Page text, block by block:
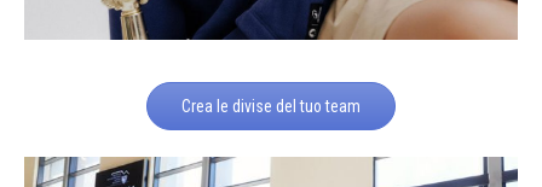
Crea le divise del tuo team